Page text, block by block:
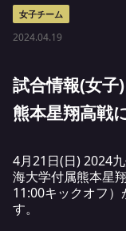
女子チーム
2024.04.19
試合情報(女子
熊本星翔高戦
4月21日(日) 2024
海大学付属熊本星
11:00キックオフ
す。